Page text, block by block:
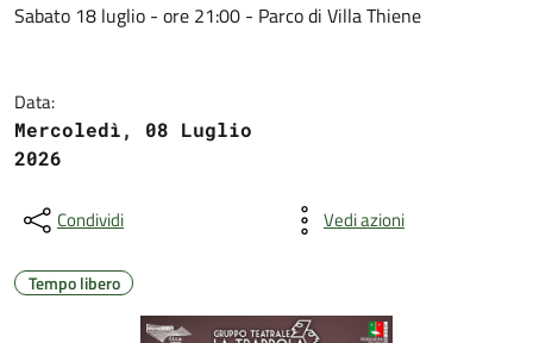
Sabato 18 luglio - ore 21:00 - Parco di Villa Thiene
Data:
Mercoledì, 08 Luglio
2026
Condividi Vedi azioni
Tempo libero